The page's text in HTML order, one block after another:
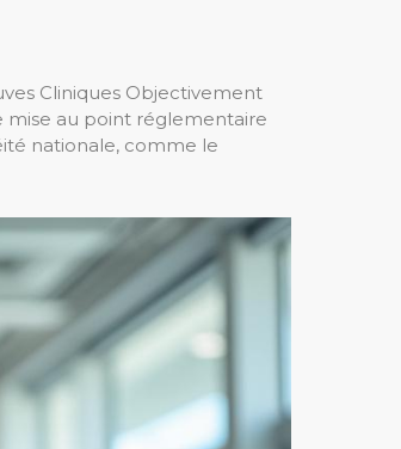
Cliniques Objectivement
mise au point réglementaire
nationale, comme le